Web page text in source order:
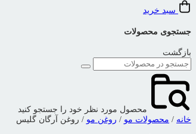
سبد خرید
جستجوی محصولات
بازگشت
محصول مورد نظر خود را جستجو کنید
خانه / محصولات مو / روغن مو / روغن آرگان گلیس